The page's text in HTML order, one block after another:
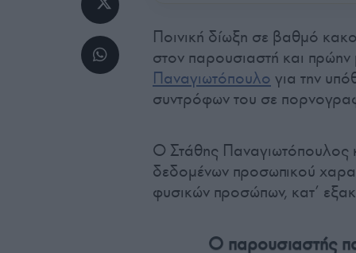
Ποινική δίωξη σε βαθμό
στον παρουσιαστή και
Παναγιωτόπουλο για την
συντρόφων του σε
Ο Στάθης Παναγιωτόπουλος
δεδομένων προσωπικού
φυσικών προσώπων, κατ’
Ο παρουσιαστής